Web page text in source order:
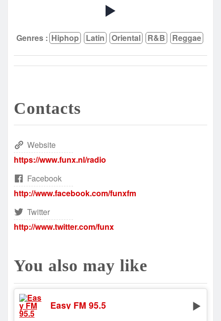
Genres : Hiphop Latin Oriental R&b Reggae
Contacts
Website
https://www.funx.nl/radio
Facebook
http://www.facebook.com/funxfm
Twitter
http://www.twitter.com/funx
You also may like
Easy FM 95.5